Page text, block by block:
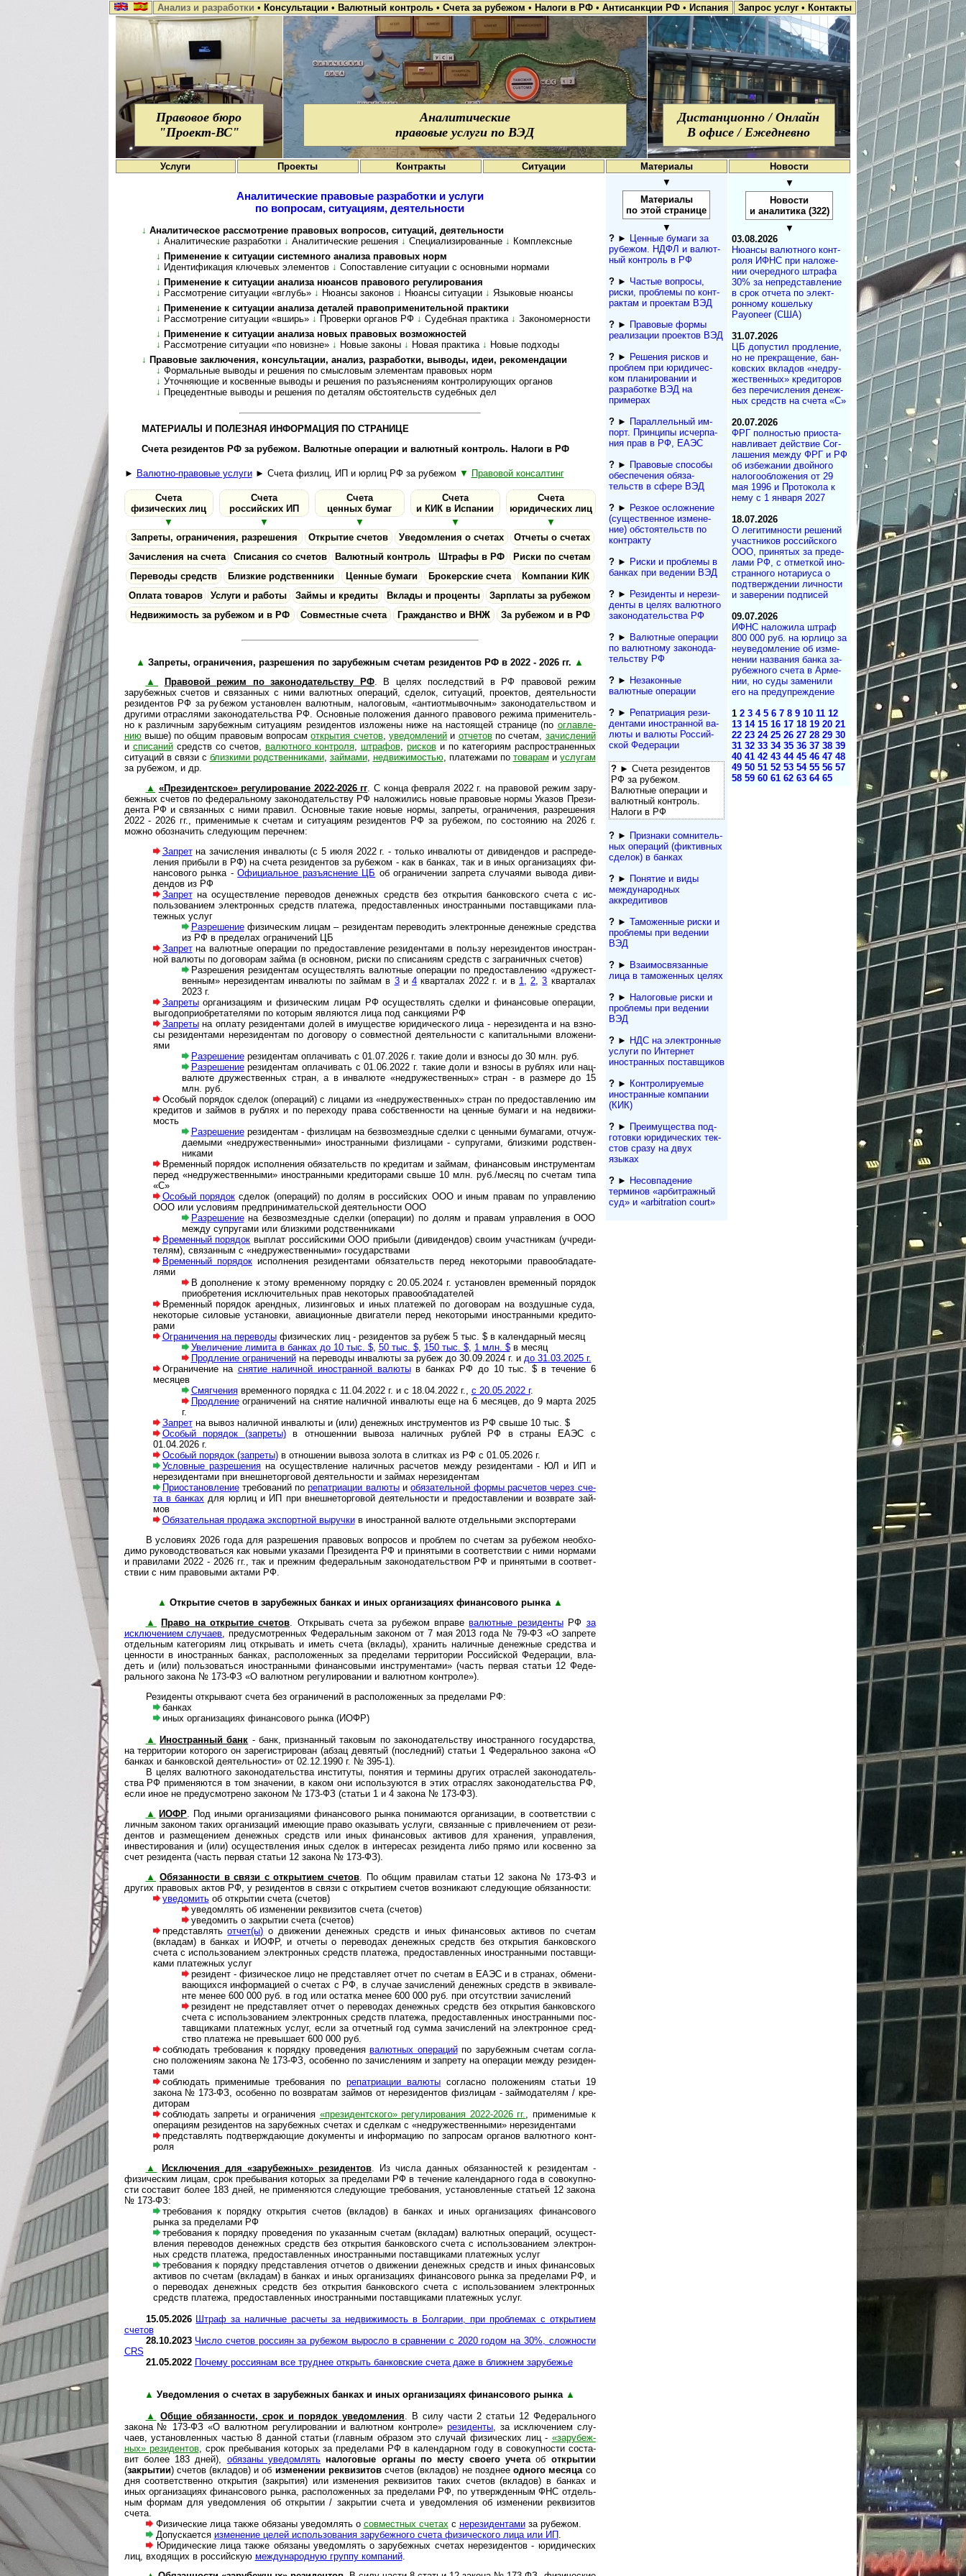
Анализ и разработки • Консультации • Валютный контроль • Счета за рубежом • Налоги в РФ • Антисанкции РФ • Испания Запрос услуг • Контакты
Правовое бюро
"Проект-ВС"
Аналитические
правовые услуги по ВЭД
Дистанционно / Онлайн
В офисе / Ежедневно
Услуги Проекты Контракты Ситуации Материалы Новости
Аналитические правовые разработки и услуги
по вопросам, ситуациям, деятельности
↓ Аналитическое рассмотрение правовых во­п­ро­сов, си­ту­а­ций, де­я­тель­ности
↓ Аналитические разработки ↓ Ана­ли­ти­чес­кие ре­ше­ния ↓ Спе­ци­а­ли­зи­ро­ван­ные ↓ Комп­лекс­ные
↓ Применение к ситуации системного ана­ли­за пра­во­вых норм
↓ Идентификация ключевых элементов ↓ Со­по­став­ле­ние си­ту­а­ции с ос­нов­ны­ми нор­мами
↓ Применение к ситуации анализа нюансов пра­во­во­го ре­гу­ли­ро­ва­ния
↓ Рассмотрение ситуации «вглубь» ↓ Нюансы законов ↓ Нюансы ситуации ↓ Языковые нюансы
↓ Применение к ситуации анализа де­та­лей пра­во­при­ме­ни­тель­ной прак­тики
↓ Рассмотрение ситуации «вширь» ↓ Проверки органов РФ ↓ Су­деб­ная прак­ти­ка ↓ За­ко­но­мер­нос­ти
↓ Применение к ситуации анализа но­вых пра­во­вых воз­мож­нос­тей
↓ Рассмотрение ситуации «по новизне» ↓ Новые законы ↓ Но­вая прак­тика ↓ Но­вые под­ходы
↓ Правовые заключения, консультации, анализ, раз­ра­бот­ки, вы­во­ды, идеи, ре­ко­мен­дации
↓ Формальные выводы и решения по смыс­ло­вым эле­мен­там пра­во­вых норм
↓ Уточняющие и косвенные выводы и решения по разъ­яс­не­ни­ям кон­т­ро­ли­ру­ю­щих ор­га­нов
↓ Прецедентные выводы и решения по де­та­лям об­сто­я­тельств су­деб­ных дел
МАТЕРИАЛЫ И ПОЛЕЗНАЯ ИНФОРМАЦИЯ ПО СТРАНИЦЕ
Счета резидентов РФ за рубежом. Валютные операции и валютный контроль. Налоги в РФ
► Валютно-правовые услуги► Счета физлиц, ИП и юрлиц РФ за ру­бежом ▼ Правовой консалтинг
Счета
фи­зи­ческих лиц
Счета
российских ИП
Счета
ценных бумаг
Счета
и КИК в Испании
Счета
юри­ди­ческих лиц
▼
▼ ▼ ▼
▼
Запреты, огра­ни­че­ния, разрешения
Открытие счетов Уведомления о счетах
Отчеты о счетах
Зачисления на счета
Списания со счетов Валютный контроль Штрафы в РФ
Риски по счетам
Переводы средств
Близкие родственники Ценные бумаги Брокерские счета
Компании КИК
Оплата товаров
Услуги и работы Займы и кредиты Вклады и проценты
Зарплаты за рубежом
Недвижимость за рубежом и в РФ
Совместные счета Гражданство и ВНЖ За рубежом и в РФ
▲ Запреты, ограничения, разрешения по зарубежным сче­там рези­ден­тов РФ в 2022 - 2026 гг. ▲
▲
Правовой режим по законодательству РФ. В целях последствий в РФ правовой режим
зарубежных сче­тов и свя­зан­ных с ними валют­ных опе­ра­ций, сде­лок, ситу­аций, проек­тов, де­я­тель­нос­ти
рези­дентов РФ за рубе­жом уста­новлен валют­ным, нало­говым, «ан­ти­от­мы­воч­ным» за­ко­но­да­тель­ст­вом и
дру­гими отрас­лями за­ко­но­да­тель­ст­ва РФ. Основ­ные поло­жения дан­ного право­вого режима при­ме­ни­тель­
но к раз­лич­ным зару­беж­ным ситу­а­циям рези­ден­тов изло­жены ниже на насто­ящей стра­нице (по оглав­ле­
ниювыше) по общим пра­во­вым воп­ро­самотк­ры­тия сче­тов, уве­дом­ле­нийи отче­товпо сче­там, зачи­с­ле­ний
и спи­са­нийсредств со сче­тов, валют­ного кон­т­роля, штра­фов, рис­кови по кате­го­риям рас­про­ст­ра­нен­ных
ситу­а­ций в связи с близ­кими род­ст­вен­ни­ками, зай­мами, недви­жи­мо­стью, пла­те­жами по това­рам и услу­гам
за рубе­жом, и др.
▲ «Президентское» регулирование 2022-2026 гг. C конца февраля 2022 г. на пра­во­вой режим зару­
беж­ных сче­тов по феде­раль­ному зако­но­да­тель­ству РФ нало­жи­лись новые пра­во­вые нормы Ука­зов Пре­зи­
де­нта РФ и свя­зан­ных с ними пра­вил. Основ­ные такие новые нормы, зап­реты, огра­ни­че­ния, раз­ре­ше­ния
2022 - 2026 гг., при­ме­ни­мые к сче­там и ситу­а­циям рези­ден­тов РФ за рубе­жом, по состо­я­нию на 2026 г.
можно обо­зна­чить сле­ду­ю­щим пере­чнем:
Запретна зачисления инвалюты (с 5 июля 2022 г. - только инва­люты от диви­ден­дов и рас­пре­де­
ле­ния при­были в РФ) на счета ре­зи­ден­тов за рубежом - как в банках, так и в иных ор­га­ни­за­ци­ях фи­
нан­со­во­го рын­ка -Офи­ци­аль­ное разъ­яс­не­ние ЦБ об огра­ни­че­нии зап­рета слу­ча­ями вы­вода диви­
ден­дов из РФ
Запретна осуществление переводов де­неж­ных средств без отк­ры­тия бан­ков­ско­го счета с ис­
поль­зо­ва­ни­ем элек­трон­ных средств пла­те­жа, пре­до­став­лен­ных ино­стран­ны­ми пос­тав­щи­ка­ми пла­
теж­ных услуг
Разрешениефизическим лицам – резидентам пе­ре­во­дить элек­трон­ные де­неж­ные сред­ства
из РФ в пре­де­лах ог­ра­ни­че­ний ЦБ
Запретна валютные операции по предо­став­ление рези­ден­тами в пользу не­ре­зи­ден­тов ино­стран­
ной ва­люты по дого­ворам займа (в осно­в­ном, рис­ки по спи­са­ни­ям средств с загра­нич­ных сче­тов)
Разрешения ре­зи­ден­там осу­щест­в­лять ва­лют­ные опе­ра­ции по пред­остав­ле­нию «дру­жест­
вен­ным» не­ре­зи­ден­там ин­ва­лю­ты по займам в 3и 4кварталах 2022 г. и в 1 2 ,3 кварталах
2023 г.
Запретыорганизациям и фи­зи­ческим лицам РФ осу­щест­в­лять сдел­ки и фи­нан­со­вые опе­ра­ции,
вы­го­до­при­об­ре­та­те­ля­ми по ко­то­рым яв­ля­ют­ся ли­ца под сан­к­ци­я­ми РФ
Запретына оплату резидентами долей в иму­щест­ве юри­ди­чес­ко­го лица - не­ре­зи­ден­та и на взно­
сы ре­зи­ден­та­ми не­ре­зи­ден­там по до­го­во­ру о со­вмест­ной де­я­тель­нос­ти с ка­пи­таль­ны­ми вло­же­ни­
ями
Разрешениерезидентам оплачивать с 01.07.2026 г. такие доли и взносы до 30 млн. руб.
Разрешениерезидентам оплачивать с 01.06.2022 г. такие доли и взносы в руб­лях или нац­
ва­лю­те дру­же­ст­вен­ных стран, а в ин­ва­лю­те «недру­же­ст­вен­ных» стран - в раз­мере до 15
млн. руб.
Особый порядок сделок (операций) с лицами из «не­дру­жест­вен­ных» стран по пре­до­став­ле­нию им
кре­ди­тов и зай­мов в руб­лях и по пере­ходу права соб­ст­вен­но­сти на цен­ные бу­маги и на не­дви­жи­
мость
Разрешениерезидентам - физлицам на без­воз­мезд­ные сдел­ки с цен­ны­ми бу­ма­га­ми, от­чуж­
да­е­мы­ми «недру­жест­вен­ными» ино­стран­ны­ми физлицами - суп­ру­га­ми, бли­з­ки­ми род­ст­вен­
никами
Временный порядок ис­пол­не­ния обя­за­тельств по кре­ди­там и зай­мам, фи­нан­со­вым ин­ст­ру­мен­там
перед «не­дру­жест­вен­ны­ми» ино­стран­ны­ми кре­ди­то­ра­ми свыше 10 млн. руб./­ме­сяц по сче­там типа
«С»
Особый порядоксделок (опе­ра­ций) по долям в рос­сий­ских ООО и иным пра­вам по управ­ле­нию
ООО или усло­виям пред­при­ни­ма­тель­ской де­я­тель­ности ООО
Разрешениена безвозмездные сделки (опера­ции) по долям и правам управ­ления в ООО
между суп­ру­гами или близ­кими род­ст­вен­никами
Временный порядок вы­плат рос­сий­ски­ми ООО при­были (ди­ви­ден­дов) сво­им участ­ни­кам (уч­ре­ди­
те­лям), свя­зан­ным с «не­дру­жест­вен­ны­ми» го­су­дар­ст­вами
Временный порядокисполнения резидентами обя­за­тельств перед неко­то­рыми пра­во­об­ла­да­те­
лями
В дополнение к этому временному порядку с 20.05.2024 г. уста­но­в­лен вре­мен­ный поря­док
при­об­ре­те­ния исклю­чи­тель­ных прав неко­то­рых пра­во­об­ла­да­телей
Временный порядок арендных, лизинговых и иных пла­те­жей по до­го­во­рам на воз­душ­ные суда,
неко­то­рые си­ло­вые ус­та­но­вки, ави­а­ци­он­ные дви­га­те­ли пе­ред не­ко­то­ры­ми ино­стран­ными кре­ди­то­
рами
Ограничения на переводыфи­зи­ческих лиц - ре­зи­ден­тов за ру­беж 5 тыс. $ в ка­лен­дар­ный ме­сяц
Увеличение лимита в банках до 10 тыс. $, 50 тыс. $, 150 тыс. $, 1 млн. $в месяц
Продление ог­ра­ни­че­нийна пе­ре­во­ды ин­ва­лю­ты за ру­беж до 30.09.2024 г. и до 31.03.2025 г.
Ограничение на снятие наличной ино­стран­ной ва­лю­тыв бан­ках РФ до 10 тыс. $ в те­че­ние 6
месяцев
Смягчениявременного порядка с 11.04.2022 г. и с 18.04.2022 г., с 20.05.2022 г.
Продлениеограничений на снятие на­лич­ной ин­ва­лю­ты еще на 6 ме­ся­цев, до 9 марта 2025
г.
Запретна вывоз наличной инва­лю­ты и (или) де­неж­ных ин­стру­мен­тов из РФ свыше 10 тыс. $
Особый порядок (запреты)в отношеннии вывоза наличных рублей РФ в страны ЕАЭС с
01.04.2026 г.
Особый порядок (запреты)в отношении вывоза золота в слитках из РФ с 01.05.2026 г.
Условные разрешенияна осущест­вление налич­ных рас­четов между рези­ден­тами - ЮЛ и ИП и
нере­зи­ден­тами при вне­ш­не­тор­го­вой дея­тель­но­сти и зай­мах нере­зи­дентам
Приостановлениетребований порепат­ри­а­ции валютыиобя­за­тель­ной формы рас­че­тов че­рез сче­
та в бан­ках для юр­лиц и ИП при вне­ш­не­тор­го­вой дея­тель­но­сти и пре­до­став­ле­нии и воз­в­рате зай­
мов
Обязательная продажа эк­спорт­ной вы­руч­кив ино­стран­ной валюте отдель­ными экс­пор­те­рами
В усло­виях 2026 года для разре­шения правовых воп­ро­сов и про­б­лем по сче­там за рубе­жом необ­хо­
димо руко­вод­ст­во­ва­ться как новыми ука­зами Пре­зи­дента РФ и при­ня­тыми в соот­вет­ст­вии с ними нормами
и пра­вилами 2022 - 2026 гг., так и преж­ним феде­раль­ным за­ко­но­да­тель­ст­вом РФ и при­ня­тыми в соот­вет­
ст­вии с ним пра­во­выми актами РФ.
▲ Открытие счетов в зарубежных банках и иных орга­ни­за­ци­ях финан­со­во­го рынка ▲
▲
Право на открытие счетов. Открывать счета за рубежом вправевалют­ные рези­дентыРФ за
исклю­че­нием слу­чаев, преду­смот­рен­ных Феде­раль­ным зако­ном от 7 мая 2013 года № 79-ФЗ «О зап­рете
отде­ль­ным кате­го­риям лиц откры­вать и иметь счета (вклады), хра­нить налич­ные денеж­ные сред­ства и
цен­ности в ино­ст­ран­ных бан­ках, рас­по­ло­жен­ных за пре­де­лами тер­ри­то­рии Рос­сий­ской Феде­ра­ции, вла­
деть и (или) поль­зо­ва­ться ино­ст­ран­ными финан­со­выми инст­ру­мен­тами» (часть пер­вая ста­тьи 12 Феде­
раль­ного закона № 173-ФЗ «О валют­ном регу­ли­ро­ва­нии и валют­ном конт­роле»).
Резиденты открывают счета без огра­ни­че­ний в рас­по­ло­жен­ных за пре­де­лами РФ:
банках
иных организациях финансового рынка (ИОФР)
▲
Иностранный банк - банк, при­знан­ный тако­вым по зако­но­да­тель­ству ино­ст­ран­ного госу­дар­ства,
на тер­ри­то­рии кото­рого он заре­ги­ст­ри­ро­ван (абзац девя­тый (пос­лед­ний) ста­тьи 1 Феде­раль­ноо закона «О
бан­ках и бан­ков­ской дея­тель­но­сти» от 02.12.1990 г. № 395-1).
В целях валют­ного зако­но­да­тель­ства инс­ти­туты, поня­тия и тер­мины дру­гих отра­с­лей зако­но­да­тель­
ства РФ при­ме­ня­ются в том зна­че­нии, в каком они испо­ль­зу­ются в этих отра­с­лях зако­но­да­тель­ства РФ,
если иное не пре­ду­смо­т­рено зако­ном № 173-ФЗ (ста­тьи 1 и 4 закона № 173-ФЗ).
▲
ИОФР . Под иными орга­ни­за­ци­ями финан­со­вого рынка пони­маю­тся орга­ни­за­ции, в соот­вет­ст­вии с
лич­ным зако­ном таких орга­ни­за­ций име­ю­щие право ока­зы­вать услуги, свя­зан­ные с при­вле­че­нием от рези­
ден­тов и раз­ме­ще­нием денеж­ных средств или иных финан­со­вых акти­вов для хра­не­ния, управ­ле­ния,
инвес­ти­ро­ва­ния и (или) осу­щест­в­ле­ния иных сде­лок в инте­ре­сах рези­де­нта либо прямо или кос­венно за
счет рези­де­нта (часть пер­вая ста­тьи 12 закона № 173-ФЗ).
▲
Обязанности в связи с открытием счетов . По общим пра­вилам статьи 12 закона № 173-ФЗ и
дру­гих пра­во­вых актов РФ, у рези­ден­тов в связи с откры­тием сче­тов воз­ни­кают сле­дую­щие обя­зан­ности:
уведомитьоб открытии счета (счетов)
уведомлять об изменении реквизитов счета (счетов)
уведомить о закрытии счета (счетов)
представлятьотчет(ы) о движении денеж­ных средств и иных финан­со­вых акти­вов по сче­там
(вкла­дам) в бан­ках и ИОФР, и отчеты о пере­во­дах денеж­ных средств без откры­тия бан­ков­с­кого
счета с испо­ль­зо­ва­нием эле­кт­рон­ных средств пла­тежа, пре­до­став­лен­ных ино­ст­ран­ными пос­тав­щи­
ками пла­теж­ных услуг
резидент - физическое лицо не представляет отчет по сче­там в ЕАЭС и в стра­нах, обме­ни­
ва­ю­щи­хся инфор­ма­цией о сче­тах с РФ, в слу­чае зачис­ле­ний денеж­ных средств в экви­ва­ле­
нте менее 600 000 руб. в год или оста­тка менее 600 000 руб. при отсут­ст­вии зачи­слений
резидент не представляет отчет о переводах денеж­ных средств без откры­тия бан­ков­с­кого
счета с испо­ль­зо­ва­нием эле­кт­рон­ных средств пла­тежа, пре­до­став­лен­ных ино­ст­ран­ными пос­
тав­щи­ками пла­теж­ных услуг, если за отчет­ный год сумма зачис­ле­ний на эле­кт­рон­ное сред­
ство пла­тежа не пре­вы­шает 600 000 руб.
соблюдать требования к порядку проведения валютных опе­ра­цийпо зару­беж­ным сче­там согла­
сно поло­же­ниям закона № 173-ФЗ, осо­бенно по зачис­ле­ниям и зап­рету на опе­ра­ции между рези­ден­
тами
соблюдать применимые требования порепатриации валютысогла­сно поло­же­ниям ста­тьи 19
закона № 173-ФЗ, осо­бенно по воз­вра­там зай­мов от нере­зи­ден­тов физ­лицам - зай­мо­да­те­лям / кре­
ди­то­рам
соблюдать запреты и ограничения «пре­зи­дент­с­кого» регу­ли­ро­ва­ния 2022-2026 гг.
, при­ме­ни­мые к
опе­ра­циям рези­ден­тов на зару­беж­ных сче­тах и сдел­кам с «недру­жест­вен­ными» нере­зи­ден­тами
представлять подтверждающие документы и информацию по запро­сам орга­нов валют­ного конт­
роля
▲
Исключения для «зарубежных» резидентов . Из числа дан­ных обя­зан­нос­тей к рези­ден­там -
физи­чес­ким лицам, срок пре­бы­ва­ния кото­рых за пре­де­лами РФ в тече­ние кален­дар­ного года в сово­куп­но­
сти соста­вит более 183 дней, не при­ме­няю­тся сле­дую­щие тре­бо­ва­ния, уста­нов­лен­ные ста­тьей 12 закона
№ 173-ФЗ:
требования к порядку открытия счетов (вкладов) в бан­ках и иных орга­ни­за­циях финан­со­вого
рынка за пре­де­лами РФ
требования к порядку проведения по указан­ным сче­там (вкла­дам) валют­ных опе­ра­ций, осу­щест­
вле­ния пере­во­дов денеж­ных средств без откры­тия бан­ков­с­кого счета с исполь­зо­ва­нием элект­рон­
ных средств пла­тежа, пре­до­став­лен­ных ино­ст­ран­ными пос­тав­щи­ками пла­теж­ных услуг
требования к порядку представления отчетов о дви­же­нии денеж­ных средств и иных финан­со­вых
акти­вов по сче­там (вкла­дам) в бан­ках и иных орга­ни­за­циях финан­со­вого рынка за пре­де­лами РФ, и
о пере­во­дах денеж­ных средств без откры­тия бан­ков­с­кого счета с исполь­зо­ва­нием элект­рон­ных
средств пла­тежа, пре­до­став­лен­ных ино­ст­ран­ными пос­тав­щи­ками пла­теж­ных услуг.
15.05.2026 Штраф за наличные расчеты за недви­жи­мость в Бол­га­рии, при про­б­ле­мах с откры­ти­ем
счетов
28.10.2023 Число счетов рос­си­ян за ру­бе­жом вы­рос­ло в срав­не­нии с 2020 го­дом на 30%, слож­но­сти
CRS
21.05.2022 Почему россиянам все труднее открыть бан­ков­ские счета даже в ближ­нем зару­бежье
▲ Уведомления о счетах в зарубежных банках и иных орга­ни­за­ци­ях финан­со­вого рынка ▲
▲
Общие обязанности, срок и порядок уведомления . В силу части 2 ста­тьи 12 Феде­раль­ного
закона № 173-ФЗ «О валют­ном регу­ли­ро­ва­нии и валют­ном конт­роле» рези­денты, за исклю­че­нием слу­
чаев, уста­нов­лен­ных час­тью 8 дан­ной ста­тьи (глав­ным обра­зом это слу­чай физи­чес­ких лиц - «зару­беж­
ных» рези­ден­тов, срок пре­бы­ва­ния кото­рых за пре­де­лами РФ в кален­дар­ном году в сово­куп­но­сти соста­
вит более 183 дней), обя­заны уве­дом­лять нало­го­вые органы по месту сво­его учетаоб откры­тии
(закры­тии) сче­тов (вкла­дов) и об изме­не­нии рекви­зи­товсче­тов (вкла­дов) не позд­нееодного месяца со
дня соот­вет­ст­венно откры­тия (закры­тия) или изме­не­ния рек­ви­зи­тов таких сче­тов (вкла­дов) в бан­ках и
иных орга­ни­за­циях финан­со­вого рынка, рас­по­ло­жен­ных за пре­де­лами РФ, по утвер­ж­ден­ным ФНС отдель­
ным фор­мам для уве­дом­ле­ния об откры­тии / закры­тии счета и уве­дом­ле­ния об изме­не­нии рек­ви­зи­тов
счета.
Физические лица также обязаны уведом­лять о сов­мест­ных сче­тах с нере­зи­ден­тамиза рубежом.
Допускается изменение целей исполь­зо­ва­ния зару­беж­ного счета физи­чес­кого лица или ИП.
Юридические лица также обязаны уведом­лять о зару­беж­ных сче­тах нере­зи­ден­тов - юри­ди­чес­ких
лиц, вхо­дя­щих в рос­сий­скую меж­ду­на­род­ную группу ком­паний.
▼
Материалы
по этой странице
▼
?► Ценные бумаги за
рубежом. НДФЛ и ва­лют­
ный кон­т­роль в РФ
?► Частые вопросы,
рис­ки, проблемы по конт­
рактам и проектам ВЭД
?► Правовые формы
реализации проектов ВЭД
?► Решения рисков и
про­блем при юридичес­
ком планирова­нии и
разра­ботке ВЭД на
примерах
?► Параллельный им­
порт. Прин­ци­пы ис­чер­па­
ния прав в РФ, ЕАЭС
?► Правовые способы
обеспечения обяза­
тельств в сфере ВЭД
?► Резкое осложнение
(сущест­вен­ное измене­
ние) обсто­ятельств по
контракту
?► Риски и проблемы в
банках при ведении ВЭД
?► Резиденты и не­ре­зи­
ден­ты в целях валютного
за­ко­но­да­тель­ст­ва РФ
?► Валютные операции
по валютному за­ко­но­да­
тель­ст­ву РФ
?► Незаконные
валютные операции
?► Репатриация ре­зи­
ден­та­ми иностранной ва­
лю­ты и валюты Рос­сий­
ской Федерации
?► Счета резидентов
РФ за рубежом.
Валютные операции и
валютный контроль.
Налоги в РФ
?► Признаки сомнитель­
ных операций (фиктивных
сделок) в банках
?► Понятие и виды
международных
аккредитивов
?► Таможенные риски и
проблемы при ведении
ВЭД
?► Взаимосвязанные
лица в таможенных целях
?► Налоговые риски и
проблемы при ведении
ВЭД
?► НДС на электронные
услуги по Интернет
иностранных поставщиков
?► Контролируемые
иностранные компании
(КИК)
?► Преимущества под­
гото­вки юри­ди­чес­ких тек­
с­тов сразу на двух
языках
?► Несовпадение
терминов «арбитражный
суд» и «arbitration court»
▼
Новости
и аналитика (322)
▼
03.08.2026
Нюансы валют­но­го кон­т­
ро­ля ИФНС при на­ло­же­
нии оче­ре­д­но­го штра­фа
30% за не­пред­с­та­в­ле­ние
в срок от­че­та по эле­к­т­
рон­но­му ко­ше­ль­ку
Payoneer (США)
31.07.2026
ЦБ допустил продле­ние,
но не пре­кра­ще­ние, бан­
ков­ских вкла­дов «не­дру­
же­ст­вен­ных» кре­ди­то­ров
без пе­ре­чис­ле­ния де­не­ж­
ных средств на сче­та «С»
20.07.2026
ФРГ полностью при­ос­та­
на­в­ли­ва­ет дей­ст­вие Со­г­
ла­ше­ния меж­ду ФРГ и РФ
об из­бе­жа­нии двой­но­го
на­ло­го­об­ло­же­ния от 29
мая 1996 и Про­то­ко­ла к
нему с 1 ян­ва­ря 2027
18.07.2026
О легитимности ре­ше­ний
участ­ни­ков рос­сий­ско­го
ООО, при­ня­тых за пре­де­
ла­ми РФ, с от­мет­кой ино­
ст­ран­но­го но­та­ри­у­са о
под­т­вер­ж­де­нии лич­но­с­ти
и за­ве­ре­нии под­писей
09.07.2026
ИФНС наложила штраф
800 000 руб. на юр­ли­цо за
неуве­дом­ле­ние об из­ме­
не­нии на­з­ва­ния бан­ка за­
ру­беж­но­го сче­та в Ар­ме­
нии, но су­ды за­ме­ни­ли
его на пре­ду­преж­де­ние
1 2 3 4 5 6 7 8 9 10 11 12
13 14 15 16 17 18 19 20 21
22 23 24 25 26 27 28 29 30
31 32 33 34 35 36 37 38 39
40 41 42 43 44 45 46 47 48
49 50 51 52 53 54 55 56 57
58 59 60 61 62 63 64 65